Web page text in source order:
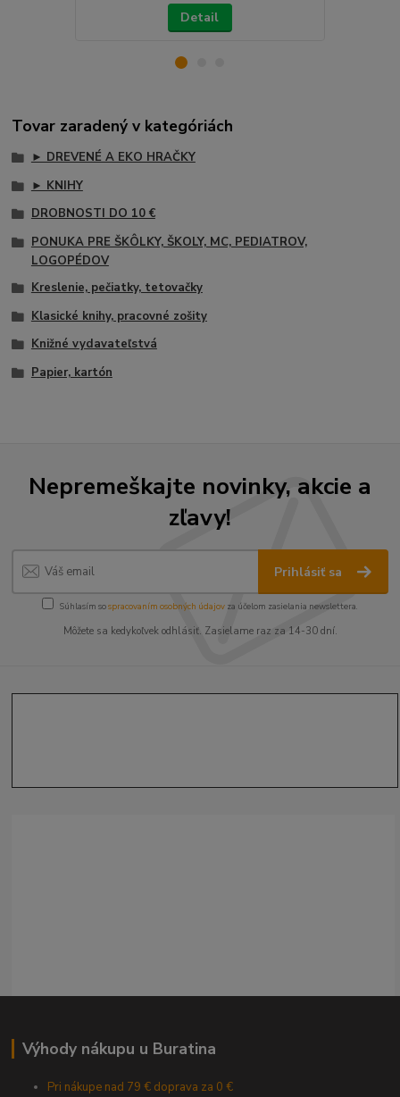
Detail
Tovar zaradený v kategóriách
► DREVENÉ A EKO HRAČKY
► KNIHY
DROBNOSTI DO 10 €
PONUKA PRE ŠKÔLKY, ŠKOLY, MC, PEDIATROV,
LOGOPÉDOV
Kreslenie, pečiatky, tetovačky
Klasické knihy, pracovné zošity
Knižné vydavateľstvá
Papier, kartón
Nepremeškajte novinky, akcie a
zľavy!
Prihlásiť sa
Súhlasím sospracovaním osobných údajov za účelom zasielania newslettera.
Môžete sa kedykoľvek odhlásiť. Zasielame raz za 14-30 dní.
Výhody nákupu u Buratina
Pri nákupe nad 79 € doprava za 0 €